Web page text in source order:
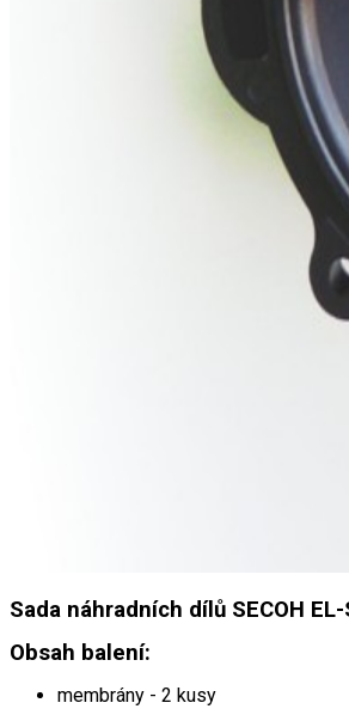
Sada náhradních dílů SECOH
Obsah balení:
membrány - 2 kusy